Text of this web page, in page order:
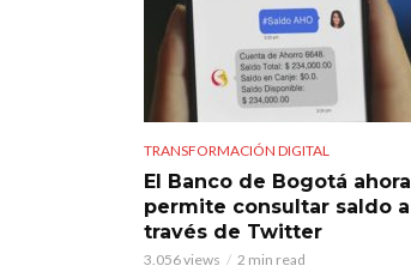
TRANSFORMACIÓN DIGITAL
El Banco de Bogotá ahora
permite consultar saldo a
través de Twitter
3.056 views 2 min read